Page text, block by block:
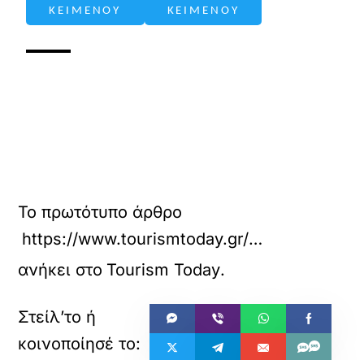
ΚΕΙΜΕΝΟΥ
ΚΕΙΜΕΝΟΥ
Το πρωτότυπο άρθρο
https://www.tourismtoday.gr/%CF%84%CE%BF-%CF%83%CF%87%CE%AD%CE%B4%CE%B9%CE%BF-%CE%B3%CE%B9%CE%B1-%CF%84%CE%BF-%CE%BD%CE%AD%CE%BF-%CF%86%CE%B9%CE%BE-%CF%83%CF%84%CE%B7-%CE%B8%CE%B5%CF%83%CF%83%CE%B1%CE%BB%CE%BF%CE%BD%CE%AF%CE%BA/
ανήκει στο Tourism Today.